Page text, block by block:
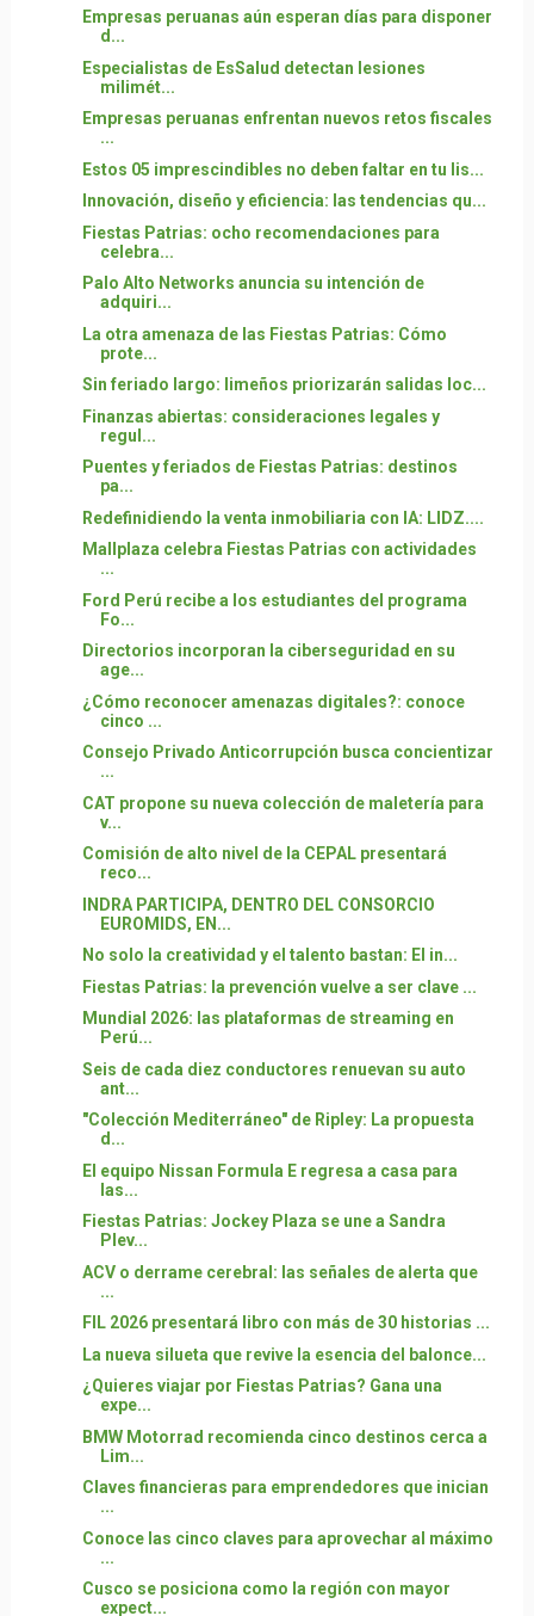
Empresas peruanas aún esperan días para disponer
d...
Especialistas de EsSalud detectan lesiones
milimét...
Empresas peruanas enfrentan nuevos retos fiscales
...
Estos 05 imprescindibles no deben faltar en tu lis...
Innovación, diseño y eficiencia: las tendencias qu...
Fiestas Patrias: ocho recomendaciones para
celebra...
Palo Alto Networks anuncia su intención de
adquiri...
La otra amenaza de las Fiestas Patrias: Cómo
prote...
Sin feriado largo: limeños priorizarán salidas loc...
Finanzas abiertas: consideraciones legales y
regul...
Puentes y feriados de Fiestas Patrias: destinos
pa...
Redefinidiendo la venta inmobiliaria con IA: LIDZ....
Mallplaza celebra Fiestas Patrias con actividades
...
Ford Perú recibe a los estudiantes del programa
Fo...
Directorios incorporan la ciberseguridad en su
age...
¿Cómo reconocer amenazas digitales?: conoce
cinco ...
Consejo Privado Anticorrupción busca concientizar
...
CAT propone su nueva colección de maletería para
v...
Comisión de alto nivel de la CEPAL presentará
reco...
INDRA PARTICIPA, DENTRO DEL CONSORCIO
EUROMIDS, EN...
No solo la creatividad y el talento bastan: El in...
Fiestas Patrias: la prevención vuelve a ser clave ...
Mundial 2026: las plataformas de streaming en
Perú...
Seis de cada diez conductores renuevan su auto
ant...
"Colección Mediterráneo" de Ripley: La propuesta
d...
El equipo Nissan Formula E regresa a casa para
las...
Fiestas Patrias: Jockey Plaza se une a Sandra
Plev...
ACV o derrame cerebral: las señales de alerta que
...
FIL 2026 presentará libro con más de 30 historias ...
La nueva silueta que revive la esencia del balonce...
¿Quieres viajar por Fiestas Patrias? Gana una
expe...
BMW Motorrad recomienda cinco destinos cerca a
Lim...
Claves financieras para emprendedores que inician
...
Conoce las cinco claves para aprovechar al máximo
...
Cusco se posiciona como la región con mayor
expect...